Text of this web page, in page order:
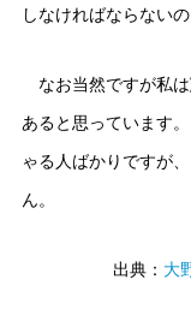
しなければならない
なお当然ですが私
あると思っています
ゃる人ばかりですが
ん。
出典： 大